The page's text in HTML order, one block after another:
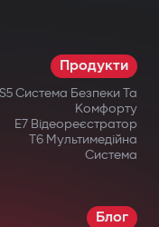
активується
ви отримуєте
Продукти
S5 Система Безпеки Та
Комфорту
E7 Відеореєстратор
T6 Мультимедійна
Система
Блог